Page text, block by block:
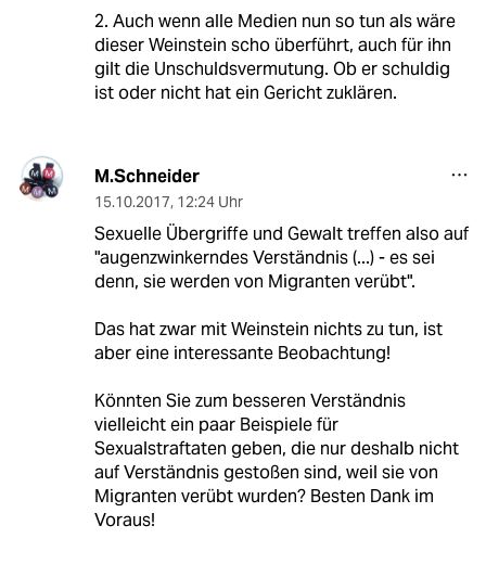
2. Auch wenn alle Medien nun so tun als wäre
dieser Weinstein scho überführt, auch für ihn
gilt die Unschuldsvermutung. Ob er schuldig
ist oder nicht hat ein Gericht zuklären.
M.Schneider
15.10.2017, 12:24 Uhr
Sexuelle Übergriffe und Gewalt treffen also auf
"augenzwinkerndes Verständnis (...) - es sei
denn, sie werden von Migranten verübt".
Das hat zwar mit Weinstein nichts zu tun, ist
aber eine interessante Beobachtung!
Könnten Sie zum besseren Verständnis
vielleicht ein paar Beispiele für
Sexualstraftaten geben, die nur deshalb nicht
auf Verständnis gestoßen sind, weil sie von
Migranten verübt wurden? Besten Dank im
Voraus!